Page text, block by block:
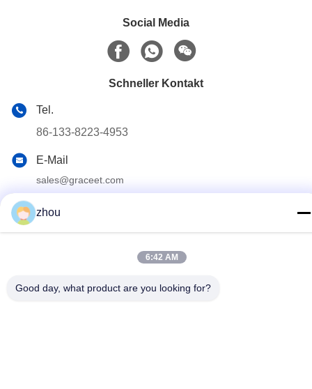
Social Media
Schneller Kontakt
Tel.
86-133-8223-4953
E-Mail
sales@graceet.com
Jiangsu-Provinz, China
zhou
6:42 AM
Good day, what product are you looking for?